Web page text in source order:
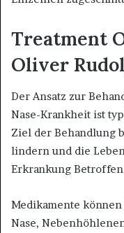
Treatment
Oliver
Der Ansatz zur
Nase-Krankheit ist
Ziel der Behandlung
lindern und die
Erkrankung
Medikamente
Nase,